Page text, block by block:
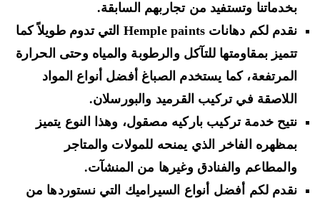
بخدماتنا وتستفيد من تجاربهم السابقة.
نقدم لكم دهانات Hemple paints التي تدوم طويلاً كما
تتميز بمقاومتها للتآكل والرطوبة والمياه وحتى الحرارة
المرتفعة، كما يستخدم الصباغ أفضل أنواع المواد
اللاصقة في تركيب القرميد والبورسلان.
نتيح خدمة تركيب باركيه مصقول، وهذا النوع يتميز
بمظهره الفاخر الذي يمنحه للمولات والمتاجر
والمطاعم والفنادق وغيرها من المنشآت.
نقدم لكم أفضل أنواع السيراميك التي نستوردها من